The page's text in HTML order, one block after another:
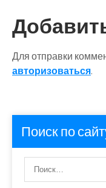
Для отправки
авторизоваться.
Поиск по